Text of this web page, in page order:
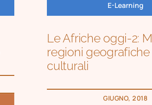
E-Learning
Le Afriche oggi-2:
regioni
culturali
GIUGNO, 2018